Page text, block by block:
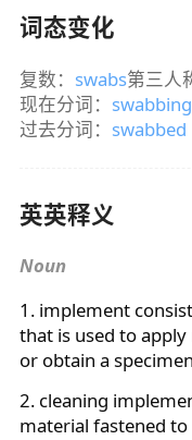
词态变化
复数： swabs第三人
现在分词： swabbing
过去分词： swabbed
英英释义
Noun
1. implement
that is used to
or obtain a
2. cleaning
material fastened